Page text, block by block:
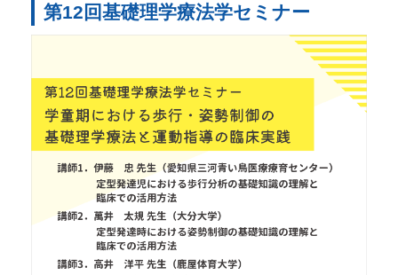
第12回基礎理学療法学セミナー